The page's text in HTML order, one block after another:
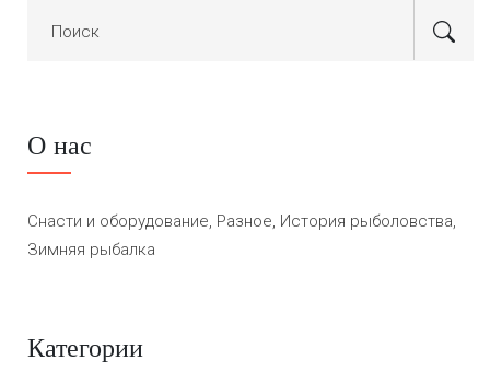
О нас
Снасти и оборудование, Разное, История рыболовства,
Зимняя рыбалка
Категории